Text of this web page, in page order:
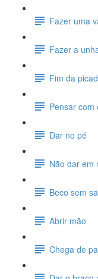
Fazer uma
Fazer a
Fim da
Pensar com
Dar no pé
Não dar em
Beco sem
Abrir mão
Chega de